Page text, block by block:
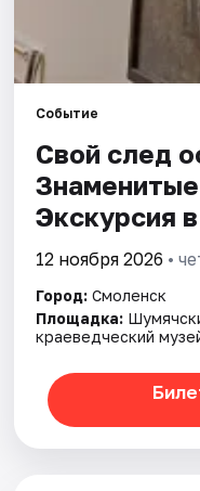
Событие
Свой след
Экскурсия
12 ноября 2026 •
Город: Смоленск
Площадка:
краеведческий